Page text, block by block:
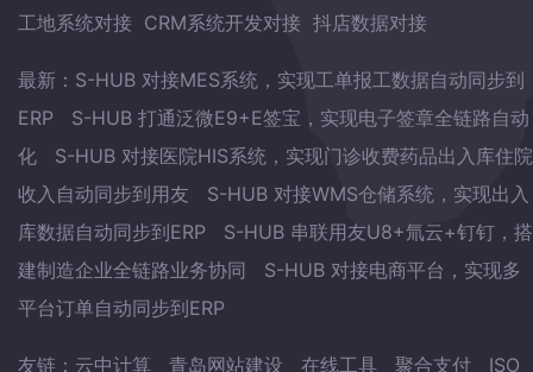
工地系统对接 CRM系统开发对接 抖店数据对接
最新： S-HUB 对接MES系统，实现工单报工数据自动同步到
ERP
S-HUB 打通泛微E9+E签宝，实现电子签章全链路自动
化
S-HUB 对接医院HIS系统，实现门诊收费药品出入库住院
收入自动同步到用友
S-HUB 对接WMS仓储系统，实现出入
库数据自动同步到ERP
S-HUB 串联用友U8+氚云+钉钉，搭
建制造企业全链路业务协同
S-HUB 对接电商平台，实现多
平台订单自动同步到ERP
友链： 云中计算 青岛网站建设 在线工具 聚合支付 ISO